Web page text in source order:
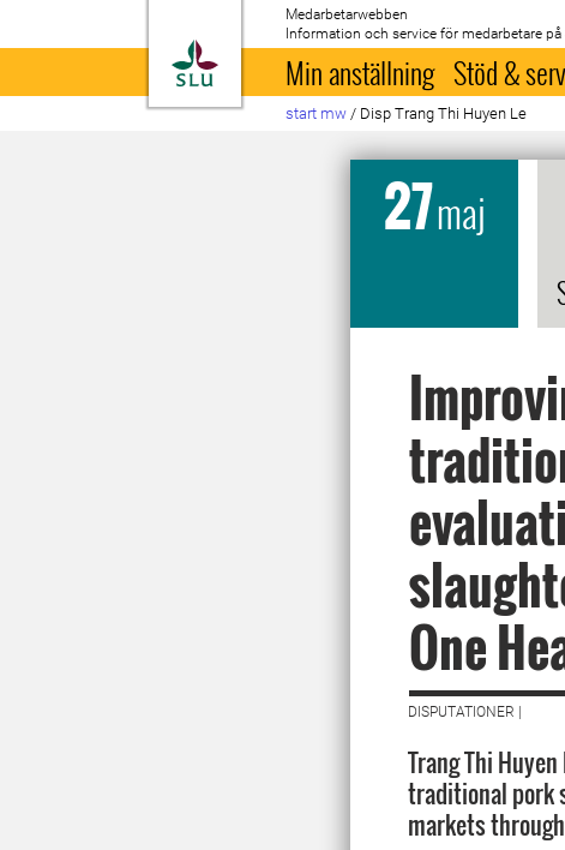
Till startsida
Medarbetarwebben
Information och service för medarbetare på
Min anställning Stöd &
start mw / Disp Trang Thi Huyen Le
27maj
One
DISPUTATIONER |
Trang Thi
traditional pork
markets